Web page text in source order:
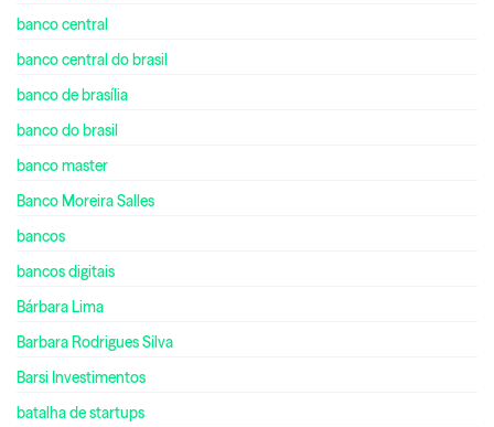
banco central
banco central do brasil
banco de brasília
banco do brasil
banco master
Banco Moreira Salles
bancos
bancos digitais
Bárbara Lima
Barbara Rodrigues Silva
Barsi Investimentos
batalha de startups